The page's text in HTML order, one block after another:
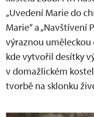
„Uvedení Marie do
Marie“ a „Navštívení
výraznou uměleckou
kde vytvořil desítky
v domažlickém
tvorbě na sklonku